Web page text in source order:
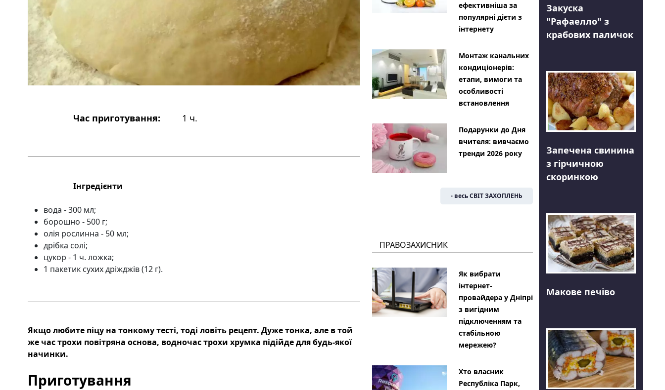
Час приготування: 1 ч.
Інгредієнти
вода - 300 мл;
борошно - 500 г;
олія рослинна - 50 мл;
дрібка солі;
цукор - 1 ч. ложка;
1 пакетик сухих дріжджів (12 г).
Якщо любите піцу на тонкому тесті, тоді ловіть рецепт. Дуже тонка, але в той
же час трохи повітряна основа, водночас трохи хрумка підійде для будь-якої
начинки.
Приготування
ефективніша за
популярні дієти з
інтернету
Монтаж канальних
кондиціонерів:
етапи, вимоги та
особливості
встановлення
Подарунки до Дня
вчителя: вивчаємо
тренди 2026 року
- весь СВІТ ЗАХОПЛЕНЬ
ПРАВОЗАХИСНИК
Як вибрати
інтернет-
провайдера у Дніпрі
з вигідним
підключенням та
стабільною
мережею?
Хто власник
Республіка Парк,
Закуска
"Рафаелло" з
крабових паличок
Запечена свинина
з гірчичною
скоринкою
Макове печіво